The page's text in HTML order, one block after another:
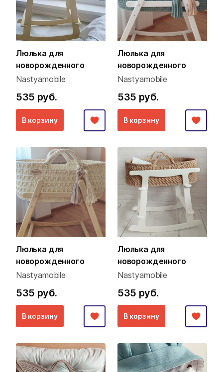
Люлька для
новорожденного
Nastyamobile
535 руб.
В корзину
Люлька для
новорожденного
Nastyamobile
535 руб.
В корзину
Люлька для
новорожденного
Nastyamobile
535 руб.
В корзину
Люлька для
новорожденного
Nastyamobile
535 руб.
В корзину